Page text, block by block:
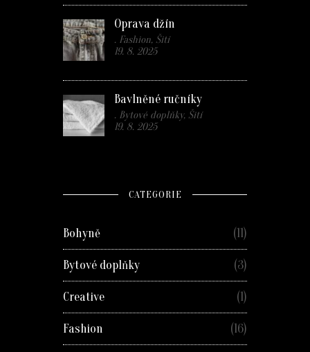
Oprava džín
. Fashion, Šití
19. 8. 2025
Bavlněné ručníky
. Bytové doplňky, Šití
19. 8. 2025
CATEGORIE
Bohyně (11)
Bytové doplňky (3)
Creative (1)
Fashion (16)